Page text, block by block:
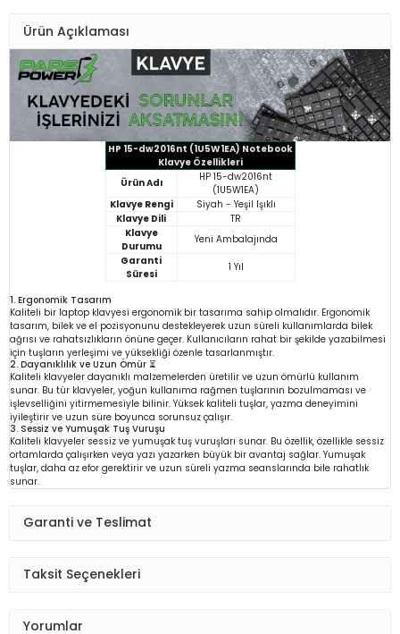
Ürün Açıklaması
HP 15-dw2016nt (1U5W1EA) Notebook
Klavye Özellikleri
Ürün Adı
HP 15-dw2016nt
(1U5W1EA)
Klavye Rengi
Siyah - Yeşil Işıklı
Klavye Dili
TR
Klavye
Durumu
Yeni Ambalajında
Garanti
Süresi
1 Yıl
1. Ergonomik Tasarım
Kaliteli bir laptop klavyesi ergonomik bir tasarıma sahip olmalıdır. Ergonomik
tasarım, bilek ve el pozisyonunu destekleyerek uzun süreli kullanımlarda bilek
ağrısı ve rahatsızlıkların önüne geçer. Kullanıcıların rahat bir şekilde yazabilmesi
için tuşların yerleşimi ve yüksekliği özenle tasarlanmıştır.
2. Dayanıklılık ve Uzun Ömür ⏳
Kaliteli klavyeler dayanıklı malzemelerden üretilir ve uzun ömürlü kullanım
sunar. Bu tür klavyeler, yoğun kullanıma rağmen tuşlarının bozulmaması ve
işlevselliğini yitirmemesiyle bilinir. Yüksek kaliteli tuşlar, yazma deneyimini
iyileştirir ve uzun süre boyunca sorunsuz çalışır.
3. Sessiz ve Yumuşak Tuş Vuruşu
Kaliteli klavyeler sessiz ve yumuşak tuş vuruşları sunar. Bu özellik, özellikle sessiz
ortamlarda çalışırken veya yazı yazarken büyük bir avantaj sağlar. Yumuşak
tuşlar, daha az efor gerektirir ve uzun süreli yazma seanslarında bile rahatlık
sunar.
Garanti ve Teslimat
Taksit Seçenekleri
Yorumlar